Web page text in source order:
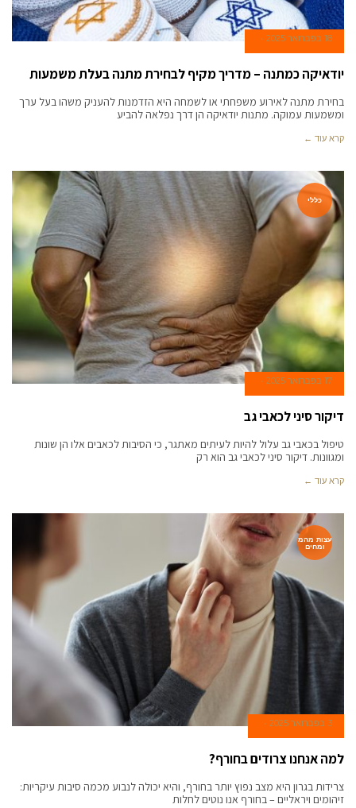
18 בפברואר 2025
יודאיקה כמתנה – מדריך מקיף לבחירת מתנה בעלת משמעות
בחירת מתנה לאירוע משפחתי או לשמחה היא הזדמנות להעניק משהו בעל ערך
ומשמעות עמוקה. מתנות יודאיקה הן דרך נפלאה להביע
קרא עוד ←
כללי
17 בפברואר 2025
דיקור סיני לכאבי גב
טיפול בכאבי גב עלול להיות לעיתים מאתגר, כי הסיבות לכאבים אלו הן שונות
ומגוונות. דיקור סיני לכאבי גב הוא רק
קרא עוד ←
עצות מהמ
ומחים
3 בפברואר 2025
למה אנחנו צרודים בחורף?
צרידות בגרון היא מצב נפוץ יותר בחורף, והיא יכולה לנבוע מכמה סיבות עיקריות:
זיהומים ויראליים – בחורף אנו נוטים לחלות